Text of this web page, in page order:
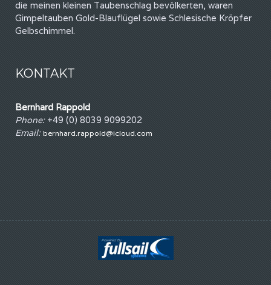
die meinen kleinen Taubenschlag bevölkerten, waren
Gimpeltauben Gold-Blauflügel sowie Schlesische Kröpfer
Gelbschimmel.
KONTAKT
Bernhard Rappold
Phone:+49 (0) 8039 9099202
Email: bernhard.rappold@icloud.com